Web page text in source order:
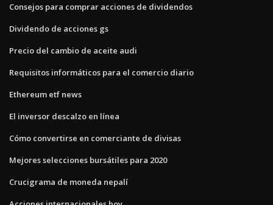
Consejos para comprar acciones de dividendos
Dividendo de acciones gs
Precio del cambio de aceite audi
Requisitos informáticos para el comercio diario
Ethereum etf news
El inversor descalzo en línea
Cómo convertirse en comerciante de divisas
Mejores selecciones bursátiles para 2020
Crucigrama de moneda nepalí